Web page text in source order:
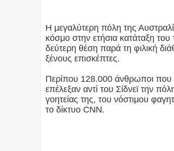
Η μεγαλύτερη πόλη της
κόσμο στην ετήσια κατάταξη
δεύτερη θέση παρά τη φιλική
ξένους επισκέπτες.
Περίπου 128.000 άνθρωποι που
επέλεξαν αντί του Σίδνεϊ την
γοητείας της, του νόστιμου
το δίκτυο CNN.